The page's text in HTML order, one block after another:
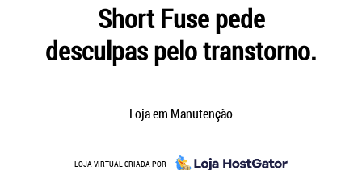
Short Fuse pede
desculpas pelo transtorno.
Loja em Manutenção
LOJA VIRTUAL CRIADA POR